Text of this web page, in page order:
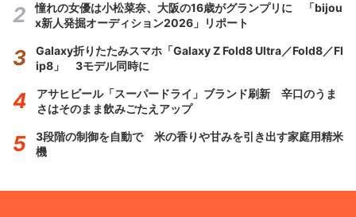
憧れの女優は小松菜奈、大阪の16歳がグランプリに 「bijou
x新人発掘オーディション2026」リポート
Galaxy折りたたみスマホ「Galaxy Z Fold8 Ultra／Fold8／Fl
ip8」 3モデル同時に
アサヒビール「スーパードライ」ブランド刷新 辛口のうま
さはそのまま飲みごたえアップ
3段階の制御を自動で 米の香りや甘みを引き出す家庭用精米
機